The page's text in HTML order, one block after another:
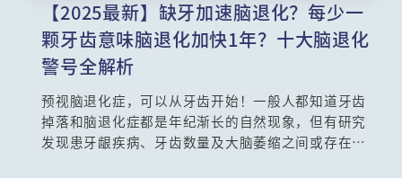
【2025最新】缺牙加速脑退化？每少一
颗牙齿意味脑退化加快1年？十大脑退化
警号全解析
预视脑退化症，可以从牙齿开始！一般人都知道牙齿
掉落和脑退化症都是年纪渐长的自然现象，但有研究
发现患牙龈疾病、牙齿数量及大脑萎缩之间或存在一